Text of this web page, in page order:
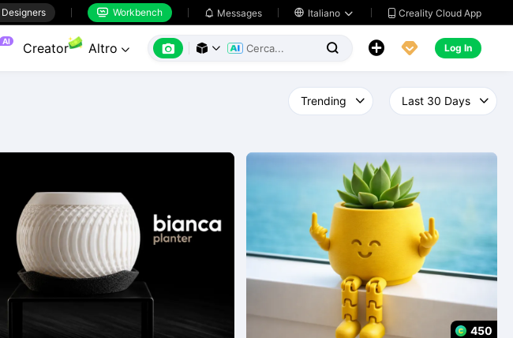
Designers  Workbench  Messages  Italiano   Creality Cloud App
AI Creator Altro        Log In
450